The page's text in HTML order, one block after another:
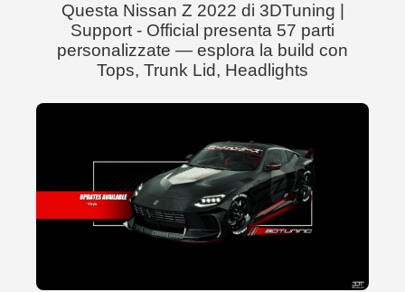
Questa Nissan Z 2022 di 3DTuning |
Support - Official presenta 57 parti
personalizzate — esplora la build con
Tops, Trunk Lid, Headlights